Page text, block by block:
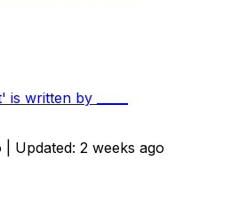
written by _____
Updated: 2 weeks ago